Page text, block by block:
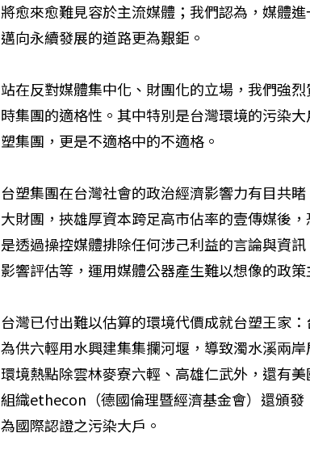
將愈來愈難見容於主流媒體；我們認為，媒體
邁向永續發展的道路更為艱鉅。
站在反對媒體集中化、財團化的立場，我們強
時集團的適格性。其中特別是台灣環境的污染
塑集團，更是不適格中的不適格。
台塑集團在台灣社會的政治經濟影響力有目共
大財團，挾雄厚資本跨足高市佔率的壹傳媒後
是透過操控媒體排除任何涉己利益的言論與資
影響評估等，運用媒體公器產生難以想像的政策
台灣已付出難以估算的環境代價成就台塑王家
為供六輕用水興建集集攔河堰，導致濁水溪兩
環境熱點除雲林麥寮六輕、高雄仁武外，還有
組織ethecon（德國倫理暨經濟基金會）還頒
為國際認證之污染大戶。